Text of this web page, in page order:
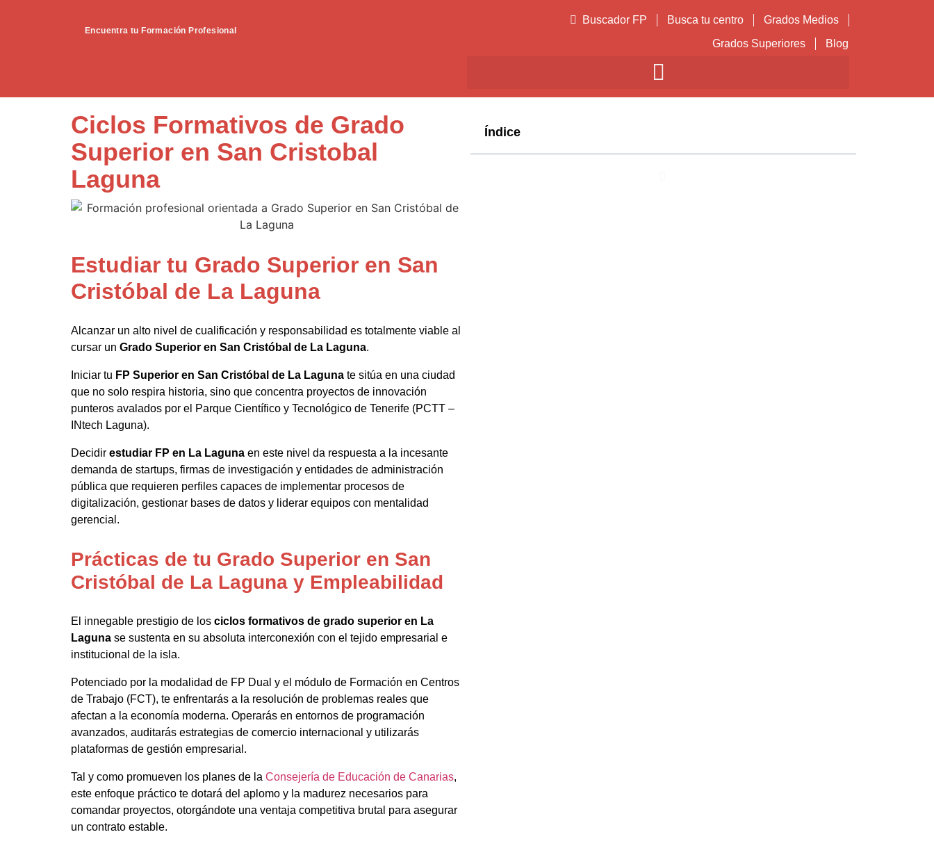
Encuentra tu Formación Profesional
Buscador FP Busca tu centro
Grados Medios
Grados Superiores
Blog
Ciclos Formativos de Grado
Superior en San Cristobal
Laguna
Estudiar tu Grado Superior en San
Cristóbal de La Laguna
Alcanzar un alto nivel de cualificación y responsabilidad es totalmente viable al
cursar un Grado Superior en San Cristóbal de La Laguna.
Iniciar tu FP Superior en San Cristóbal de La Laguna te sitúa en una ciudad
que no solo respira historia, sino que concentra proyectos de innovación
punteros avalados por el Parque Científico y Tecnológico de Tenerife (PCTT –
INtech Laguna).
Decidir estudiar FP en La Laguna en este nivel da respuesta a la incesante
demanda de startups, firmas de investigación y entidades de administración
pública que requieren perfiles capaces de implementar procesos de
digitalización, gestionar bases de datos y liderar equipos con mentalidad
gerencial.
Prácticas de tu Grado Superior en San
Cristóbal de La Laguna y Empleabilidad
El innegable prestigio de los ciclos formativos de grado superior en La
Laguna se sustenta en su absoluta interconexión con el tejido empresarial e
institucional de la isla.
Potenciado por la modalidad de FP Dual y el módulo de Formación en Centros
de Trabajo (FCT), te enfrentarás a la resolución de problemas reales que
afectan a la economía moderna. Operarás en entornos de programación
avanzados, auditarás estrategias de comercio internacional y utilizarás
plataformas de gestión empresarial.
Tal y como promueven los planes de la Consejería de Educación de Canarias,
este enfoque práctico te dotará del aplomo y la madurez necesarios para
comandar proyectos, otorgándote una ventaja competitiva brutal para asegurar
un contrato estable.
Índice